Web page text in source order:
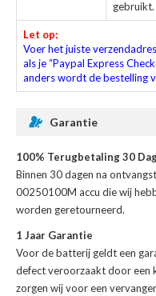
gebruikt.
Let op:
Voer het juiste
als je “Paypal Express
anders wordt de bestelling
Garantie
100% Terugbetaling 30
Binnen 30 dagen na
00250100M accu die wij
worden geretourneerd.
1 Jaar Garantie
Voor debatterij geldt een
defect veroorzaakt door een
zorgen wij voor een